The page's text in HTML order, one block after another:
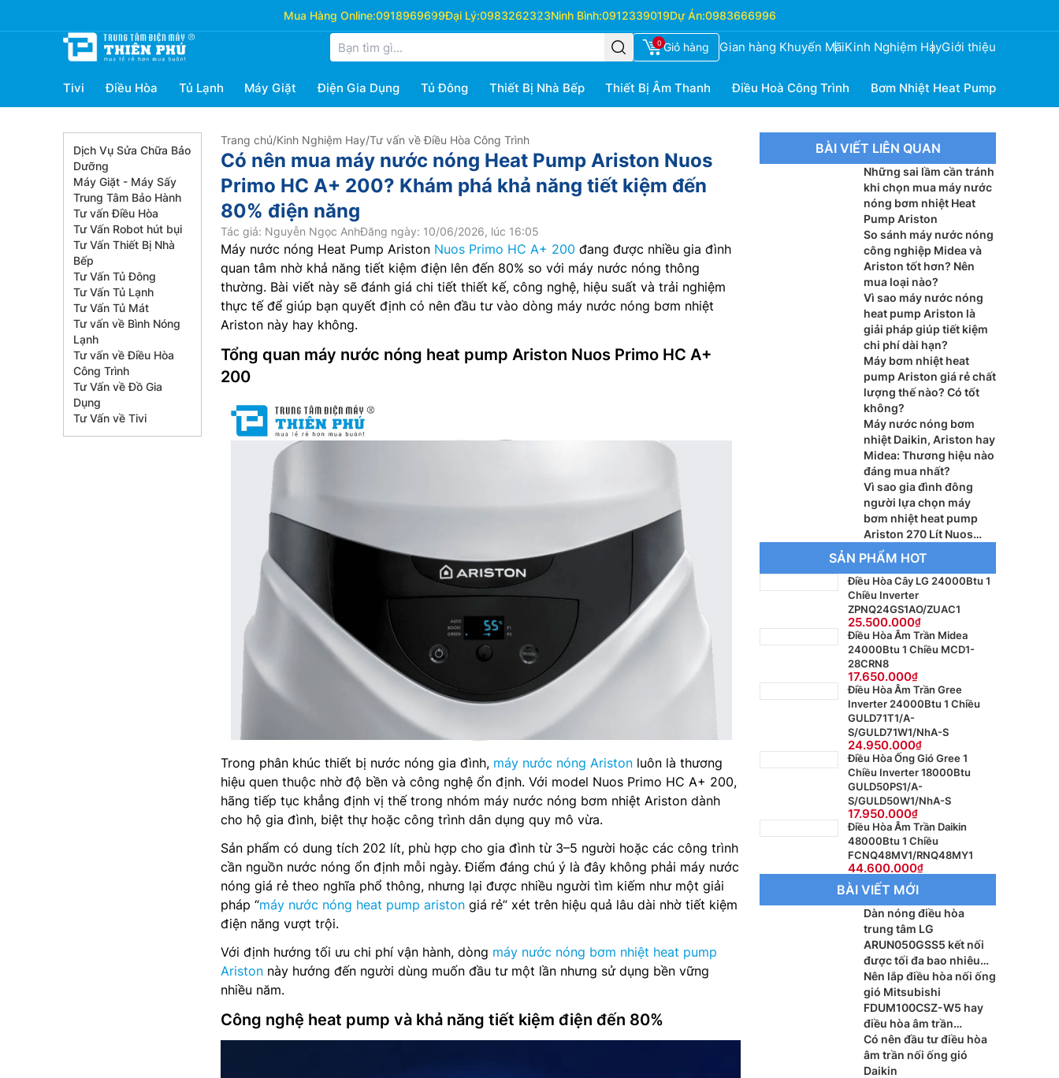
Mua Hàng Online:0918969699Đại Lý:0983262323Ninh Bình:0912339019Dự Án:0983666996
0 Giỏ hàng Gian hàng Khuyến MãiKinh Nghiệm HayGiới thiệu
Tivi Điều Hòa Tủ Lạnh Máy Giặt Điện Gia Dụng Tủ Đông Thiết Bị Nhà Bếp Thiết Bị Âm Thanh Điều Hoà Công Trình Bơm Nhiệt Heat Pump
Dịch Vụ Sửa Chữa Bảo
Dưỡng
Máy Giặt - Máy Sấy
Trung Tâm Bảo Hành
Tư vấn Điều Hòa
Tư Vấn Robot hút bụi
Tư Vấn Thiết Bị Nhà
Bếp
Tư Vấn Tủ Đông
Tư Vấn Tủ Lạnh
Tư Vấn Tủ Mát
Tư vấn về Bình Nóng
Lạnh
Tư vấn về Điều Hòa
Công Trình
Tư Vấn về Đồ Gia
Dụng
Tư Vấn về Tivi
Trang chủ/Kinh Nghiệm Hay/Tư vấn về Điều Hòa Công Trình
Có nên mua máy nước nóng Heat Pump Ariston Nuos
Primo HC A+ 200? Khám phá khả năng tiết kiệm đến
80% điện năng
Tác giả: Nguyễn Ngọc AnhĐăng ngày: 10/06/2026, lúc 16:05
Máy nước nóng Heat Pump Ariston Nuos Primo HC A+ 200 đang được nhiều gia đình
quan tâm nhờ khả năng tiết kiệm điện lên đến 80% so với máy nước nóng thông
thường. Bài viết này sẽ đánh giá chi tiết thiết kế, công nghệ, hiệu suất và trải nghiệm
thực tế để giúp bạn quyết định có nên đầu tư vào dòng máy nước nóng bơm nhiệt
Ariston này hay không.
Tổng quan máy nước nóng heat pump Ariston Nuos Primo HC A+
200
Trong phân khúc thiết bị nước nóng gia đình, máy nước nóng Ariston luôn là thương
hiệu quen thuộc nhờ độ bền và công nghệ ổn định. Với model Nuos Primo HC A+ 200,
hãng tiếp tục khẳng định vị thế trong nhóm máy nước nóng bơm nhiệt Ariston dành
cho hộ gia đình, biệt thự hoặc công trình dân dụng quy mô vừa.
Sản phẩm có dung tích 202 lít, phù hợp cho gia đình từ 3–5 người hoặc các công trình
cần nguồn nước nóng ổn định mỗi ngày. Điểm đáng chú ý là đây không phải máy nước
nóng giá rẻ theo nghĩa phổ thông, nhưng lại được nhiều người tìm kiếm như một giải
pháp “máy nước nóng heat pump ariston giá rẻ” xét trên hiệu quả lâu dài nhờ tiết kiệm
điện năng vượt trội.
Với định hướng tối ưu chi phí vận hành, dòng máy nước nóng bơm nhiệt heat pump
Ariston này hướng đến người dùng muốn đầu tư một lần nhưng sử dụng bền vững
nhiều năm.
Công nghệ heat pump và khả năng tiết kiệm điện đến 80%
BÀI VIẾT LIÊN QUAN
Những sai lầm cần tránh
khi chọn mua máy nước
nóng bơm nhiệt Heat
Pump Ariston
So sánh máy nước nóng
công nghiệp Midea và
Ariston tốt hơn? Nên
mua loại nào?
Vì sao máy nước nóng
heat pump Ariston là
giải pháp giúp tiết kiệm
chi phí dài hạn?
Máy bơm nhiệt heat
pump Ariston giá rẻ chất
lượng thế nào? Có tốt
không?
Máy nước nóng bơm
nhiệt Daikin, Ariston hay
Midea: Thương hiệu nào
đáng mua nhất?
Vì sao gia đình đông
người lựa chọn máy
bơm nhiệt heat pump
Ariston 270 Lít Nuos
Split Inverter Wifi FS
270?
SẢN PHẨM HOT
Điều Hòa Cây LG 24000Btu 1
Chiều Inverter
ZPNQ24GS1AO/ZUAC1
25.500.000
Điều Hòa Âm Trần Midea
24000Btu 1 Chiều MCD1-
28CRN8
17.650.000
Điều Hòa Âm Trần Gree
Inverter 24000Btu 1 Chiều
GULD71T1/A-
S/GULD71W1/NhA-S
24.950.000
Điều Hòa Ống Gió Gree 1
Chiều Inverter 18000Btu
GULD50PS1/A-
S/GULD50W1/NhA-S
17.950.000
Điều Hòa Âm Trần Daikin
48000Btu 1 Chiều
FCNQ48MV1/RNQ48MY1
44.600.000
BÀI VIẾT MỚI
Dàn nóng điều hòa
trung tâm LG
ARUN050GSS5 kết nối
được tối đa bao nhiêu
dàn lạnh?
Nên lắp điều hòa nối ống
gió Mitsubishi
FDUM100CSZ-W5 hay
điều hòa âm trần
Mitsubishi FDT100CNZ-
W5 cho phòng khách?
Có nên đầu tư điều hòa
âm trần nối ống gió
Daikin